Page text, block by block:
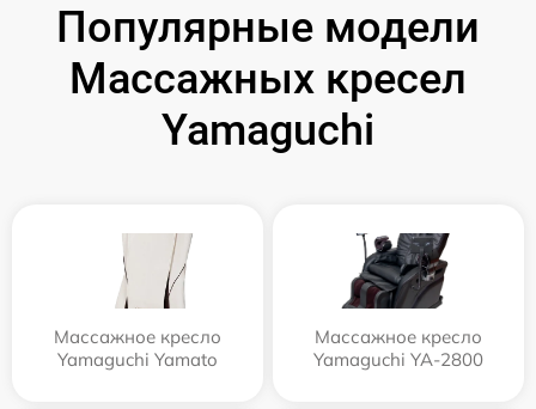
Популярные модели
Массажных кресел
Yamaguchi
Массажное кресло
Yamaguchi Yamato
Массажное кресло
Yamaguchi YA-2800